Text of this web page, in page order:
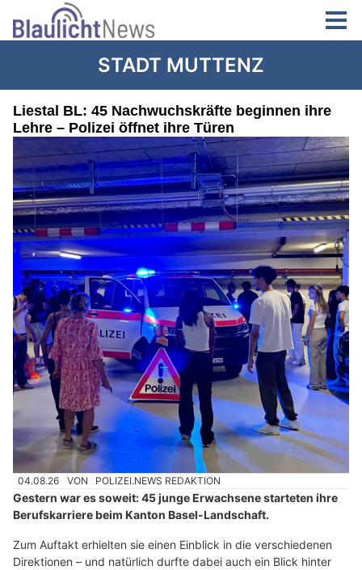
STADT MUTTENZ
Liestal BL: 45 Nachwuchskräfte beginnen ihre
Lehre – Polizei öffnet ihre Türen
04.08.26 VON POLIZEI.NEWS REDAKTION
Gestern war es soweit: 45 junge Erwachsene starteten ihre
Berufskarriere beim Kanton Basel-Landschaft.
Zum Auftakt erhielten sie einen Einblick in die verschiedenen
Direktionen – und natürlich durfte dabei auch ein Blick hinter